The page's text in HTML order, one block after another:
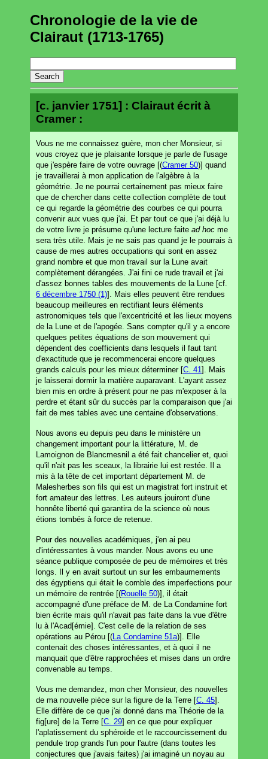
Chronologie de la vie de
Clairaut (1713-1765)
[c. janvier 1751] : Clairaut écrit à
Cramer :
Vous ne me connaissez guère, mon cher Monsieur, si
vous croyez que je plaisante lorsque je parle de l'usage
que j'espère faire de votre ouvrage [(Cramer 50)] quand
je travaillerai à mon application de l'algèbre à la
géométrie. Je ne pourrai certainement pas mieux faire
que de chercher dans cette collection complète de tout
ce qui regarde la géométrie des courbes ce qui pourra
convenir aux vues que j'ai. Et par tout ce que j'ai déjà lu
de votre livre je présume qu'une lecture faite ad hoc me
sera très utile. Mais je ne sais pas quand je le pourrais à
cause de mes autres occupations qui sont en assez
grand nombre et que mon travail sur la Lune avait
complètement dérangées. J'ai fini ce rude travail et j'ai
d'assez bonnes tables des mouvements de la Lune [cf.
6 décembre 1750 (1)]. Mais elles peuvent être rendues
beaucoup meilleures en rectifiant leurs éléments
astronomiques tels que l'excentricité et les lieux moyens
de la Lune et de l'apogée. Sans compter qu'il y a encore
quelques petites équations de son mouvement qui
dépendent des coefficients dans lesquels il faut tant
d'exactitude que je recommencerai encore quelques
grands calculs pour les mieux déterminer [C. 41 ]. Mais
je laisserai dormir la matière auparavant. L'ayant assez
bien mis en ordre à présent pour ne pas m'exposer à la
perdre et étant sûr du succès par la comparaison que j'ai
fait de mes tables avec une centaine d'observations.
Nous avons eu depuis peu dans le ministère un
changement important pour la littérature, M. de
Lamoignon de Blancmesnil a été fait chancelier et, quoi
qu'il n'ait pas les sceaux, la librairie lui est restée. Il a
mis à la tête de cet important département M. de
Malesherbes son fils qui est un magistrat fort instruit et
fort amateur des lettres. Les auteurs jouiront d'une
honnête liberté qui garantira de la science où nous
étions tombés à force de retenue.
Pour des nouvelles académiques, j'en ai peu
d'intéressantes à vous mander. Nous avons eu une
séance publique composée de peu de mémoires et très
longs. Il y en avait surtout un sur les embaumements
des égyptiens qui était le comble des imperfections pour
un mémoire de rentrée [(Rouelle 50)], il était
accompagné d'une préface de M. de La Condamine fort
bien écrite mais qu'il n'avait pas faite dans la vue d'être
lu à l'Acad[émie]. C'est celle de la relation de ses
opérations au Pérou [( La Condamine 51a)]. Elle
contenait des choses intéressantes, et à quoi il ne
manquait que d'être rapprochées et mises dans un ordre
convenable au temps.
Vous me demandez, mon cher Monsieur, des nouvelles
de ma nouvelle pièce sur la figure de la Terre [C. 45].
Elle diffère de ce que j'ai donné dans ma Théorie de la
fig[ure] de la Terre [C. 29] en ce que pour expliquer
l'aplatissement du sphéroïde et le raccourcissement du
pendule trop grands l'un pour l'autre (dans toutes les
conjectures que j'avais faites) j'ai imaginé un noyau au